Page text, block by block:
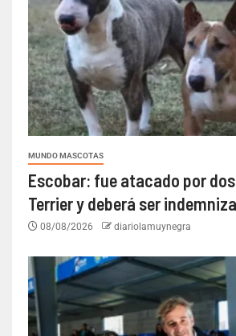
MUNDO MASCOTAS
Escobar: fue atacado por
Terrier y deberá ser
08/08/2026 diariolamuynegra